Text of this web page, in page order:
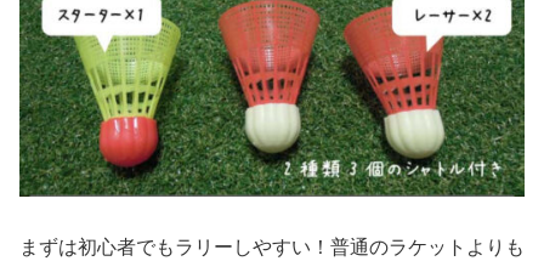
まずは初心者でもラリーしやすい！普通のラケットよりも